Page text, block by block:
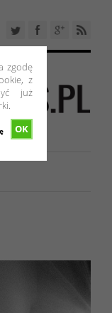
zgodę
z
już
OK